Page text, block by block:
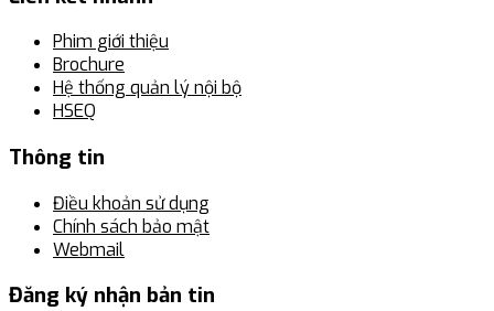
Phim giới thiệu
Brochure
Hệ thống quản lý nội bộ
HSEQ
Thông tin
Điều khoản sử dụng
Chính sách bảo mật
Webmail
Đăng ký nhận bản tin